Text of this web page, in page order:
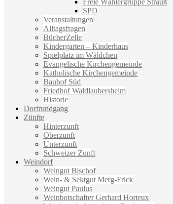
Freie Wählergruppe Strauß
SPD
Veranstaltungen
Alltagsfragen
BücherZelle
Kindergarten – Kinderhaus
Spielplatz im Wäldchen
Evangelische Kirchengemeinde
Katholische Kirchengemeinde
Bauhof Süd
Friedhof Waldlaubersheim
Historie
Dorfrundgang
Zünfte
Hinterzunft
Oberzunft
Unterzunft
Schweizer Zunft
Weindorf
Weingut Bischof
Wein- & Sektgut Merg-Frick
Weingut Paulus
Weinbotschafter Gerhard Horteux